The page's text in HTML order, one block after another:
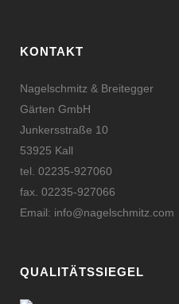
KONTAKT
Nagelschmitz & Breitegger
Gärten GmbH
Junkersstraße 10
53925 Kall
tel. 02235-927060
fax. 02235-927066
Email: info@nagelschmitz.com
QUALITÄTSSIEGEL